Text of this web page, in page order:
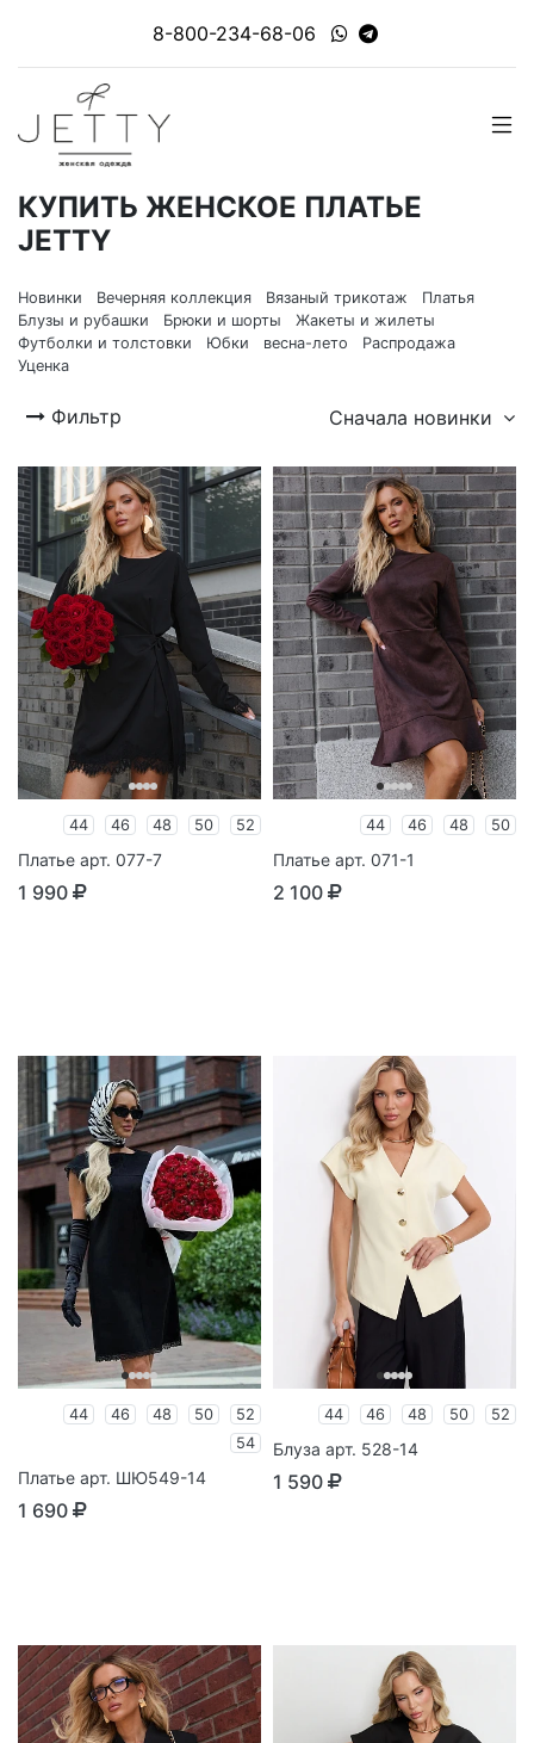
8-800-234-68-06
КУПИТЬ ЖЕНСКОЕ ПЛАТЬЕ
JETTY
Новинки Вечерняя коллекция Вязаный трикотаж
Платья
Блузы и рубашки
Брюки и шорты
Жакеты и жилеты
Футболки и толстовки
Юбки весна-лето
Распродажа
Уценка
Фильтр Сначала новинки
44 46 48 50 52
Платье арт. 077-7
1 990
44 46 48 50
Платье арт. 071-1
2 100
44 46 48 50
52
54
Платье арт. ШЮ549-14
1 690
44 46 48 50 52
Блуза арт. 528-14
1 590